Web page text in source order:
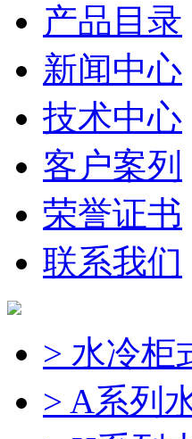
产品目录
新闻中心
技术中心
客户案列
荣誉证书
联系我们
> 水冷柜
> A系列